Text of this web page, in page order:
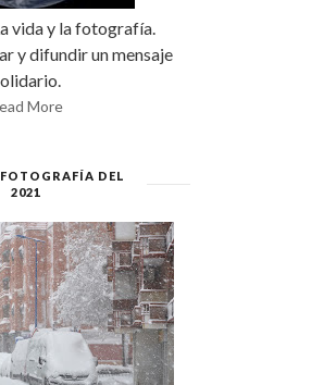
vida y la fotografía.
y difundir un mensaje
More
DEL
2021